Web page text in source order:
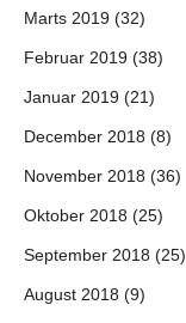
Marts 2019 (32)
Februar 2019 (38)
Januar 2019 (21)
December 2018 (8)
November 2018 (36)
Oktober 2018 (25)
September 2018 (25)
August 2018 (9)